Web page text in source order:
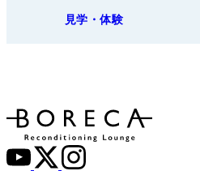
見学・体験